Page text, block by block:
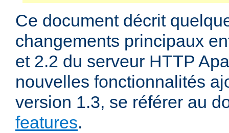
Ce document décrit
changements principaux
et 2.2 du serveur HTTP
nouvelles fonctionnalités
version 1.3, se référer au
features.